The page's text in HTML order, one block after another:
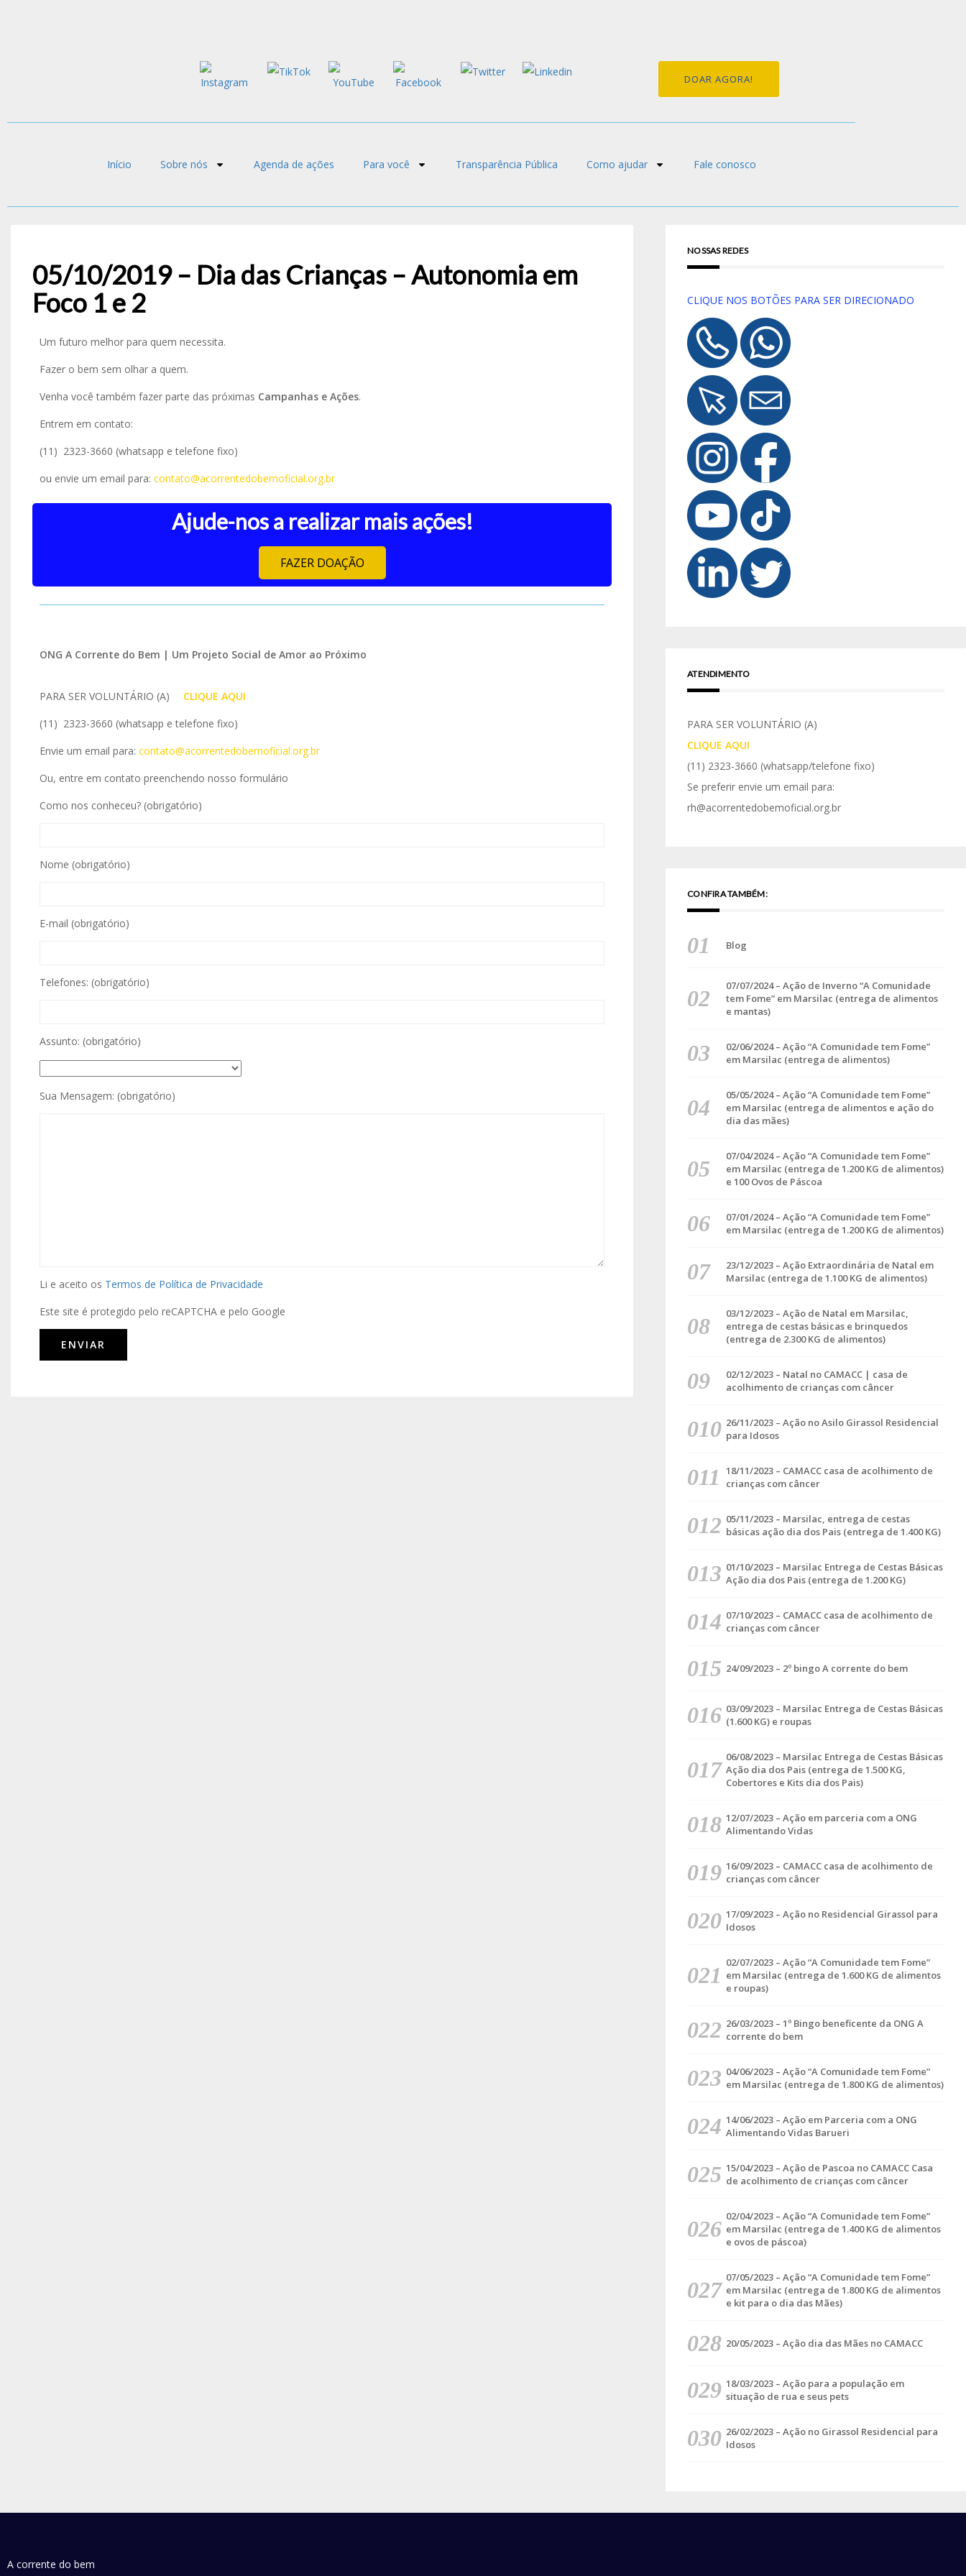
DOAR AGORA!
Início Sobre nós Agenda de ações Para você Transparência Pública Como ajudar Fale conosco
05/10/2019 – Dia das Crianças – Autonomia em
Foco 1 e 2
Um futuro melhor para quem necessita.
Fazer o bem sem olhar a quem.
Venha você também fazer parte das próximas Campanhas e Ações.
Entrem em contato:
(11) 2323-3660 (whatsapp e telefone fixo)
ou envie um email para: contato@acorrentedobemoficial.org.br
Ajude-nos a realizar mais ações!
FAZER DOAÇÃO
ONG A Corrente do Bem | Um Projeto Social de Amor ao Próximo
PARA SER VOLUNTÁRIO (A)
CLIQUE AQUI
(11) 2323-3660 (whatsapp e telefone fixo)
Envie um email para: contato@acorrentedobemoficial.org.br
Ou, entre em contato preenchendo nosso formulário
Como nos conheceu? (obrigatório)
Nome (obrigatório)
E-mail (obrigatório)
Telefones: (obrigatório)
Assunto: (obrigatório)
Sua Mensagem: (obrigatório)
Li e aceito os Termos de Política de Privacidade
Este site é protegido pelo reCAPTCHA e pelo Google
NOSSAS REDES
CLIQUE NOS BOTÕES PARA SER DIRECIONADO
ATENDIMENTO
PARA SER VOLUNTÁRIO (A)
CLIQUE AQUI
(11) 2323-3660 (whatsapp/telefone fixo)
Se preferir envie um email para:
rh@acorrentedobemoficial.org.br
CONFIRA TAMBÉM:
Blog
07/07/2024 – Ação de Inverno “A Comunidade
tem Fome” em Marsilac (entrega de alimentos
e mantas)
02/06/2024 – Ação “A Comunidade tem Fome”
em Marsilac (entrega de alimentos)
05/05/2024 – Ação “A Comunidade tem Fome”
em Marsilac (entrega de alimentos e ação do
dia das mães)
07/04/2024 – Ação “A Comunidade tem Fome”
em Marsilac (entrega de 1.200 KG de alimentos)
e 100 Ovos de Páscoa
07/01/2024 – Ação “A Comunidade tem Fome”
em Marsilac (entrega de 1.200 KG de alimentos)
23/12/2023 – Ação Extraordinária de Natal em
Marsilac (entrega de 1.100 KG de alimentos)
03/12/2023 – Ação de Natal em Marsilac,
entrega de cestas básicas e brinquedos
(entrega de 2.300 KG de alimentos)
02/12/2023 – Natal no CAMACC | casa de
acolhimento de crianças com câncer
26/11/2023 – Ação no Asilo Girassol Residencial
para Idosos
18/11/2023 – CAMACC casa de acolhimento de
crianças com câncer
05/11/2023 – Marsilac, entrega de cestas
básicas ação dia dos Pais (entrega de 1.400 KG)
01/10/2023 – Marsilac Entrega de Cestas Básicas
Ação dia dos Pais (entrega de 1.200 KG)
07/10/2023 – CAMACC casa de acolhimento de
crianças com câncer
24/09/2023 – 2º bingo A corrente do bem
03/09/2023 – Marsilac Entrega de Cestas Básicas
(1.600 KG) e roupas
06/08/2023 – Marsilac Entrega de Cestas Básicas
Ação dia dos Pais (entrega de 1.500 KG,
Cobertores e Kits dia dos Pais)
12/07/2023 – Ação em parceria com a ONG
Alimentando Vidas
16/09/2023 – CAMACC casa de acolhimento de
crianças com câncer
17/09/2023 – Ação no Residencial Girassol para
Idosos
02/07/2023 – Ação “A Comunidade tem Fome”
em Marsilac (entrega de 1.600 KG de alimentos
e roupas)
26/03/2023 – 1º Bingo beneficente da ONG A
corrente do bem
04/06/2023 – Ação “A Comunidade tem Fome”
em Marsilac (entrega de 1.800 KG de alimentos)
14/06/2023 – Ação em Parceria com a ONG
Alimentando Vidas Barueri
15/04/2023 – Ação de Pascoa no CAMACC Casa
de acolhimento de crianças com câncer
02/04/2023 – Ação “A Comunidade tem Fome”
em Marsilac (entrega de 1.400 KG de alimentos
e ovos de páscoa)
07/05/2023 – Ação “A Comunidade tem Fome”
em Marsilac (entrega de 1.800 KG de alimentos
e kit para o dia das Mães)
20/05/2023 – Ação dia das Mães no CAMACC
18/03/2023 – Ação para a população em
situação de rua e seus pets
26/02/2023 – Ação no Girassol Residencial para
Idosos
A corrente do bem